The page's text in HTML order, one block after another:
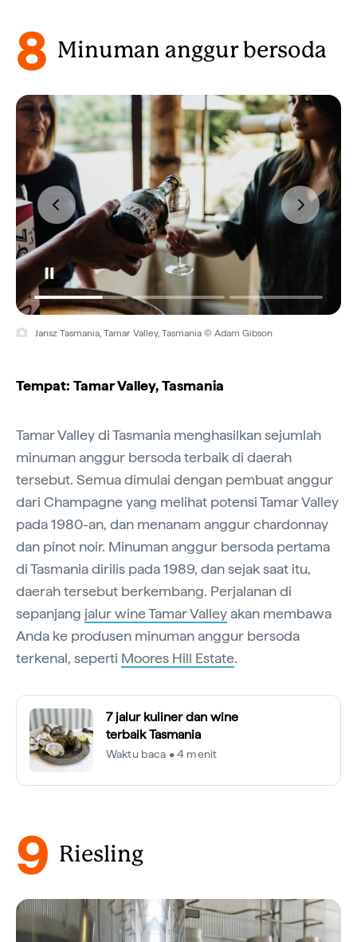
8 Minuman anggur bersoda
Jansz Tasmania, Tamar Valley, Tasmania © Adam Gibson
Tempat: Tamar Valley, Tasmania
Tamar Valley di Tasmania menghasilkan sejumlah
minuman anggur bersoda terbaik di daerah
tersebut. Semua dimulai dengan pembuat anggur
dari Champagne yang melihat potensi Tamar Valley
pada 1980-an, dan menanam anggur chardonnay
dan pinot noir. Minuman anggur bersoda pertama
di Tasmania dirilis pada 1989, dan sejak saat itu,
daerah tersebut berkembang. Perjalanan di
sepanjang jalur wine Tamar Valleyakan membawa
Anda ke produsen minuman anggur bersoda
terkenal, seperti Moores Hill Estate.
7 jalur kuliner dan wine
terbaik Tasmania
Waktu baca • 4 menit
9 Riesling